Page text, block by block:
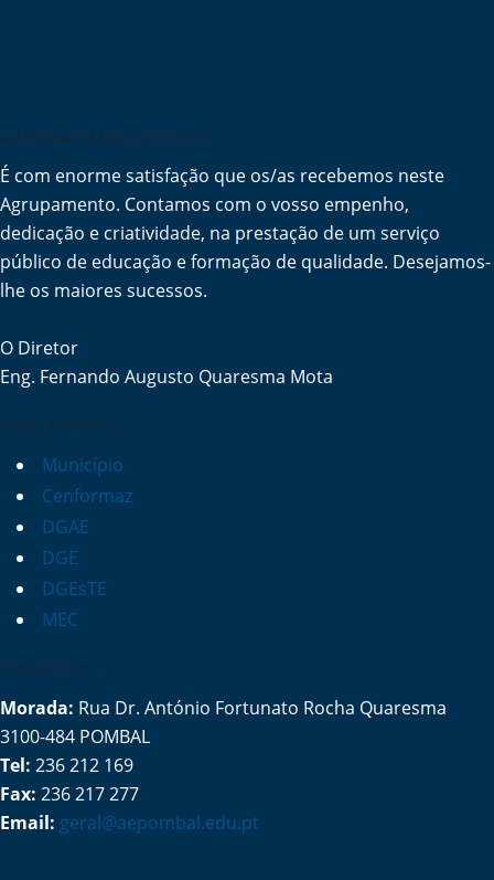
A MENSAGEM DO DIRETOR
É com enorme satisfação que os/as recebemos neste
Agrupamento. Contamos com o vosso empenho,
dedicação e criatividade, na prestação de um serviço
público de educação e formação de qualidade. Desejamos-
lhe os maiores sucessos.
O Diretor
Eng. Fernando Augusto Quaresma Mota
LINKS RÁPIDOS
Município
Cenformaz
DGAE
DGE
DGEsTE
MEC
CONTACTOS
Morada: Rua Dr. António Fortunato Rocha Quaresma
3100-484 POMBAL
Tel: 236 212 169
Fax: 236 217 277
Email: geral@aepombal.edu.pt